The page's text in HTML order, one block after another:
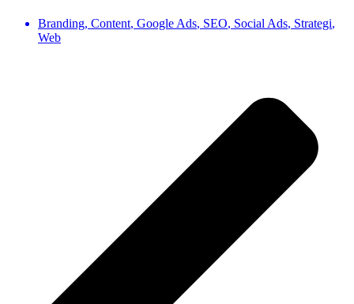
Branding, Content, Google Ads, SEO, Social Ads, Strategi,
Web